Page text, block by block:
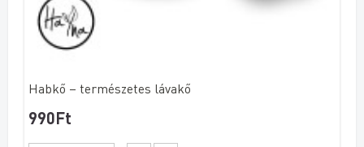
Habkő – természetes lávakő
990Ft